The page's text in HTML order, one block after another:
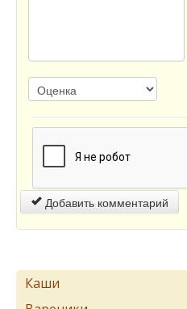
Добавить комментарий
Каши